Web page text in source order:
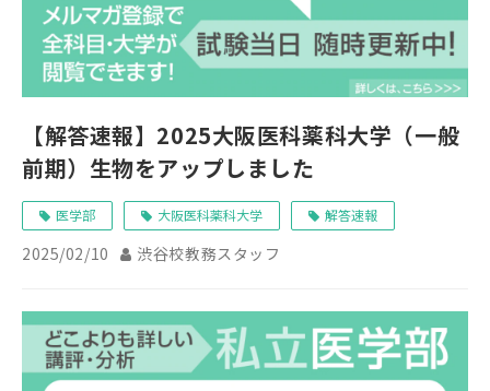
【解答速報】2025大阪医科薬科大学（一般
前期）生物をアップしました
医学部 大阪医科薬科大学 解答速報
2025/02/10 渋谷校教務スタッフ